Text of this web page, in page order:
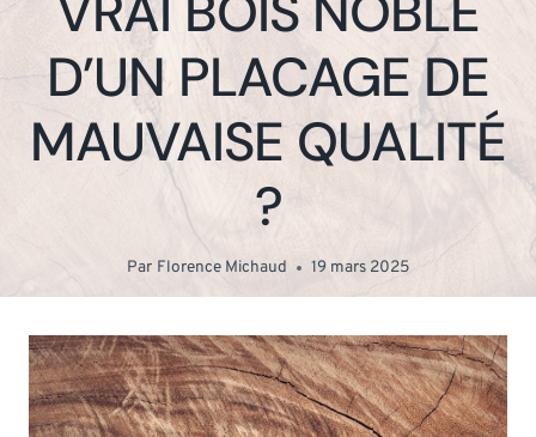
D’UN PLACAGE DE
MAUVAISE QUALITÉ
?
Par Florence Michaud 19 mars 2025